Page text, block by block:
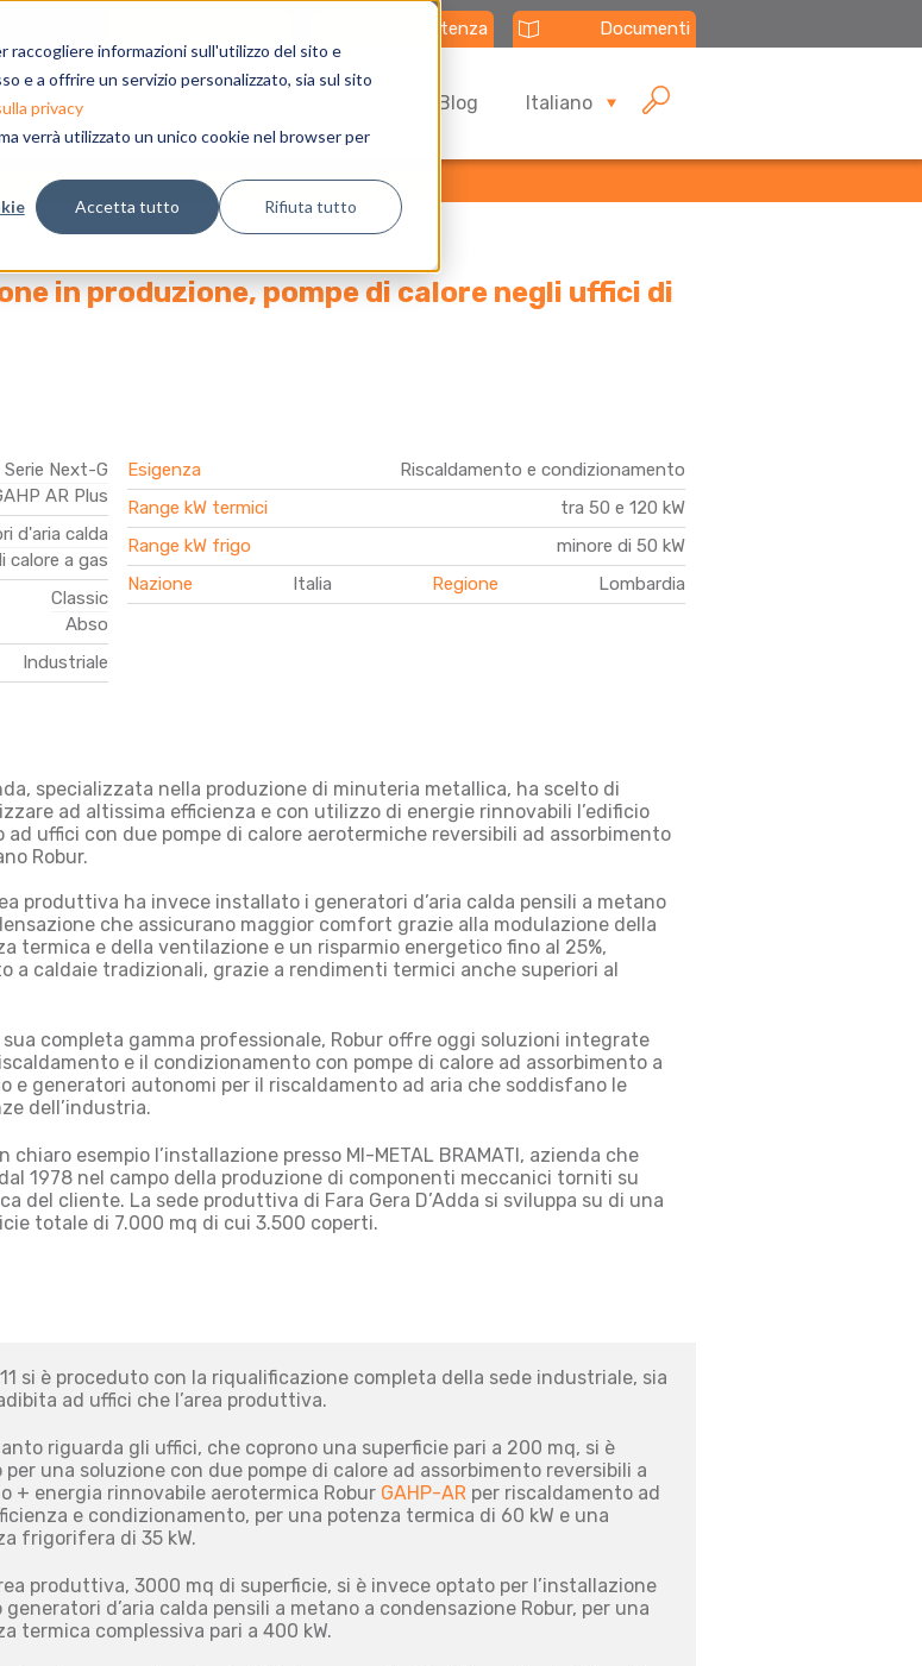
informazioni sull'utilizzo del sito e
e a offrire un servizio personalizzato, sia sul sito
privacy
verrà utilizzato un unico cookie nel browser per
Accetta tutto Rifiuta tutto
Assistenza Documenti
Applicazioni Blog Italiano
in produzione, pompe di calore negli uffici di
Next-G
AR Plus
d'aria calda
calore a gas
Classic
Abso
Industriale
Esigenza
Riscaldamento e condizionamento
Range kW termici
tra 50 e 120 kW
Range kW frigo
minore di 50 kW
Nazione
Italia Regione Lombardia
specializzata nella produzione di minuteria metallica, ha scelto di
ad altissima efficienza e con utilizzo di energie rinnovabili l’edificio
ad uffici con due pompe di calore aerotermiche reversibili ad assorbimento
Robur.
produttiva ha invece installato i generatori d’aria calda pensili a metano
che assicurano maggior comfort grazie alla modulazione della
termica e della ventilazione e un risparmio energetico fino al 25%,
a caldaie tradizionali, grazie a rendimenti termici anche superiori al
sua completa gamma professionale, Robur offre oggi soluzioni integrate
e il condizionamento con pompe di calore ad assorbimento a
e generatori autonomi per il riscaldamento ad aria che soddisfano le
dell’industria.
chiaro esempio l’installazione presso MI-METAL BRAMATI, azienda che
1978 nel campo della produzione di componenti meccanici torniti su
del cliente. La sede produttiva di Fara Gera D’Adda si sviluppa su di una
totale di 7.000 mq di cui 3.500 coperti.
si è proceduto con la riqualificazione completa della sede industriale, sia
ad uffici che l’area produttiva.
riguarda gli uffici, che coprono una superficie pari a 200 mq, si è
per una soluzione con due pompe di calore ad assorbimento reversibili a
+ energia rinnovabile aerotermica Robur GAHP-ARper riscaldamento ad
e condizionamento, per una potenza termica di 60 kW e una
frigorifera di 35 kW.
produttiva, 3000 mq di superficie, si è invece optato per l’installazione
d’aria calda pensili a metano a condensazione Robur, per una
termica complessiva pari a 400 kW.